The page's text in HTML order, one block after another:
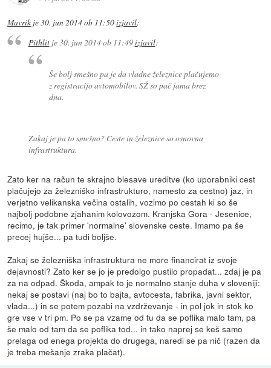
Mavrik je30. jun 2014 ob 11:50izjavil:
Pithlitje30. jun 2014 ob 11:49izjavil:
Še bolj smešno pa je da vladne železnice plačujemo
z registracijo avtomobilov. SŽ so pač jama brez
dna.
Zakaj je pa to smešno? Ceste in železnice so osnovna
infrastruktura.
Zato ker na račun te skrajno blesave ureditve (ko uporabniki cest
plačujejo za železniško infrastrukturo, namesto za cestno) jaz, in
verjetno velikanska večina ostalih, vozimo po cestah ki so še
najbolj podobne zjahanim kolovozom. Kranjska Gora - Jesenice,
recimo, je tak primer 'normalne' slovenske ceste. Imamo pa še
precej hujše... pa tudi boljše.
Zakaj se železniška infrastruktura ne more financirat iz svoje
dejavnosti? Zato ker se jo je predolgo pustilo propadat... zdaj je pa
za na odpad. Škoda, ampak to je normalno stanje duha v sloveniji:
nekaj se postavi (naj bo to bajta, avtocesta, fabrika, javni sektor,
vlada...) in se potem pozabi na vzdrževanje - in pol jok in stok ko
gre vse v tri pm. Po se pa vzame od tu da se poflika malo tam, pa
še malo od tam da se poflika tod... in tako naprej se keš samo
prelaga od enega projekta do drugega, naredi se pa nič (razen da
je treba mešanje zraka plačat).